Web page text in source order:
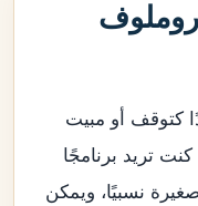
كتوقف أو مبيت
تريد برنامجًا
نسبيًا، ويمكن